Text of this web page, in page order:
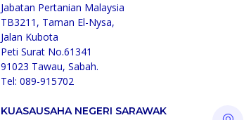
Jabatan Pertanian Malaysia
TB3211, Taman El-Nysa,
Jalan Kubota
Peti Surat No.61341
91023 Tawau, Sabah.
Tel: 089-915702
KUASAUSAHA NEGERI SARAWAK